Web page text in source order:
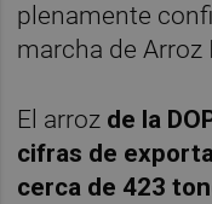
plenamente
marcha de Arroz
El arroz de la
cifras de
cerca de 423